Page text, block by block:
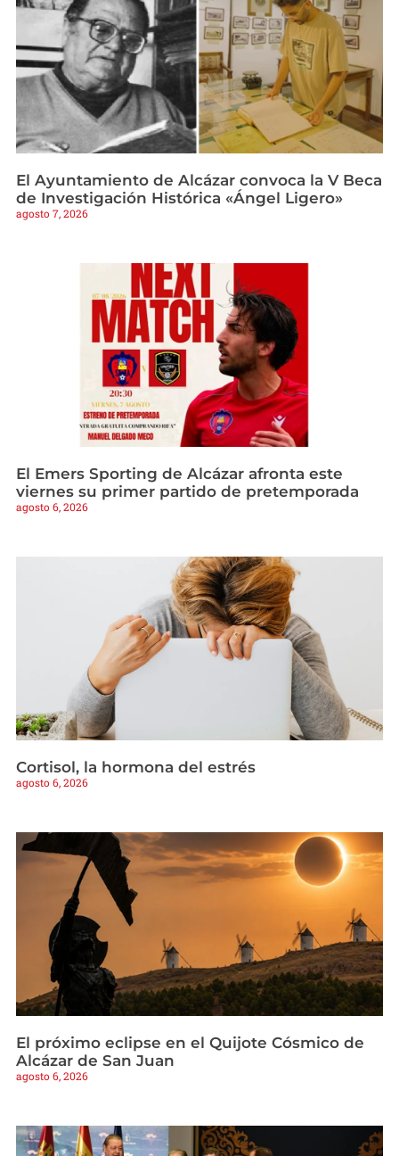
El Ayuntamiento de Alcázar convoca la V Beca
de Investigación Histórica «Ángel Ligero»
agosto 7, 2026
El Emers Sporting de Alcázar afronta este
viernes su primer partido de pretemporada
agosto 6, 2026
Cortisol, la hormona del estrés
agosto 6, 2026
El próximo eclipse en el Quijote Cósmico de
Alcázar de San Juan
agosto 6, 2026